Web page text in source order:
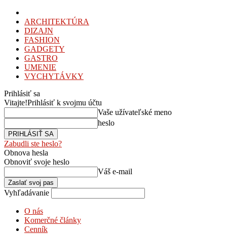
ARCHITEKTÚRA
DIZAJN
FASHION
GADGETY
GASTRO
UMENIE
VYCHYTÁVKY
Prihlásiť sa
Vitajte!Prihlásiť k svojmu účtu
Vaše užívateľské meno
heslo
Zabudli ste heslo?
Obnova hesla
Obnoviť svoje heslo
Váš e-mail
Vyhľadávanie
O nás
Komerčné články
Cenník